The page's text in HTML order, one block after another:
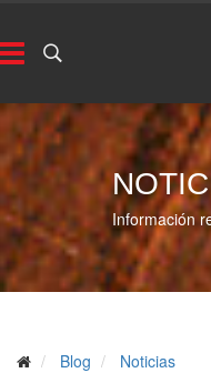
Información
Blog
Noticias